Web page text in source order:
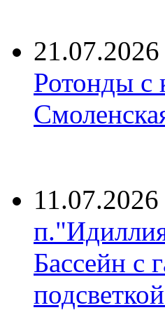
21.07.2026
Ротонды с
11.07.2026
Бассейн с